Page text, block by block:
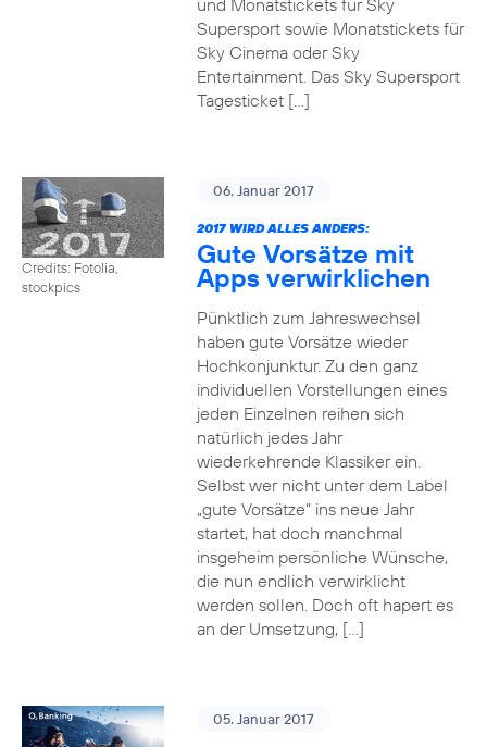
und Monatstickets für Sky
Supersport sowie Monatstickets für
Sky Cinema oder Sky
Entertainment. Das Sky Supersport
Tagesticket […]
Credits: Fotolia,
stockpics
06. Januar 2017
2017 WIRD ALLES ANDERS:
Gute Vorsätze mit
Apps verwirklichen
Pünktlich zum Jahreswechsel
haben gute Vorsätze wieder
Hochkonjunktur. Zu den ganz
individuellen Vorstellungen eines
jeden Einzelnen reihen sich
natürlich jedes Jahr
wiederkehrende Klassiker ein.
Selbst wer nicht unter dem Label
„gute Vorsätze“ ins neue Jahr
startet, hat doch manchmal
insgeheim persönliche Wünsche,
die nun endlich verwirklicht
werden sollen. Doch oft hapert es
an der Umsetzung, […]
05. Januar 2017